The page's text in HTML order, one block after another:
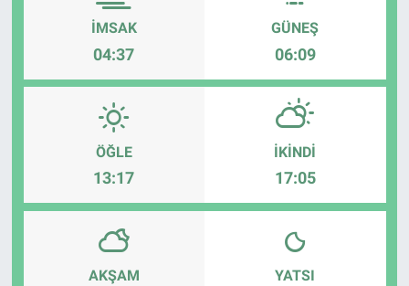
İMSAK
04:37
GÜNEŞ
06:09
ÖĞLE
13:17
İKINDI
17:05
AKŞAM YATSI